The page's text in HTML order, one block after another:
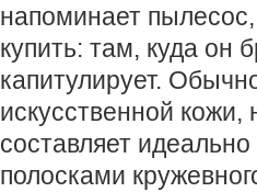
напоминает
купить: там, куда он
капитулирует.
искусственной кожи,
составляет
полосками